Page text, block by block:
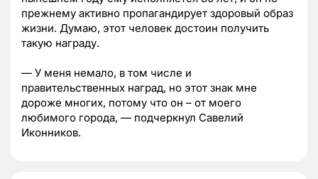
прежнему активно пропагандирует здоровый образ
жизни. Думаю, этот человек достоин получить
такую награду.
— У меня немало, в том числе и
правительственных наград, но этот знак мне
дороже многих, потому что он – от моего
любимого города, — подчеркнул Савелий
Иконников.